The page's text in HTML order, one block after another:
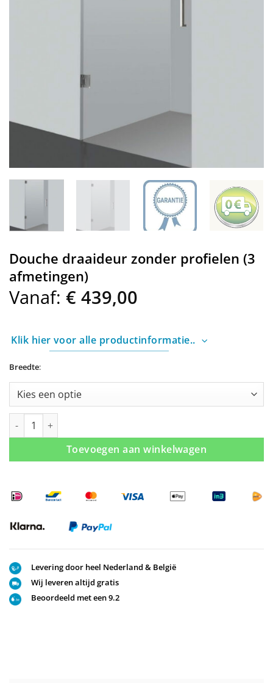
Douche draaideur zonder profielen (3
afmetingen)
Vanaf: € 439,00
Klik hier voor alle productinformatie..
Breedte:
Douche draaideur zonder profielen (3 afmetingen) aantal
Toevoegen aan winkelwagen
Levering door heel Nederland & België
Wij leveren altijd gratis
Beoordeeld met een 9.2